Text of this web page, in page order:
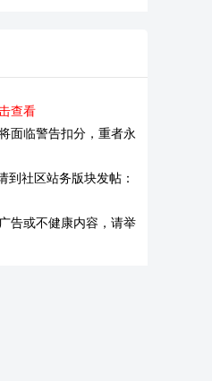
查看
面临警告扣分，重者永
到社区站务版块发帖：
告或不健康内容，请举